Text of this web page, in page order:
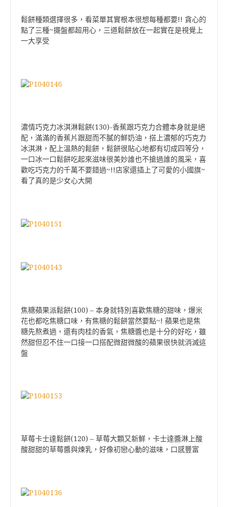
鬆餅種類選擇很多， 看菜單其實根本很想每種都要!! 貪心的
點了三種~擺盤都超用心， 三道鬆餅放在一起實在是視覺上
一大享受
濃情巧克力冰淇淋鬆餅(130)-香蕉跟巧克力合體本身就是絕
配， 滿滿的香蕉片跟甜而不膩的鮮奶油， 搭上濃郁的巧克力
冰淇淋， 配上溫熱的鬆餅， 鬆餅很貼心地都有切成四等分，
一口冰一口鬆餅吃起來滋味很美妙誰也不搶過誰的風采， 喜
歡吃巧克力的千萬不要錯過~!!店家還插上了可愛的小國旗~
看了真的是少女心大開
焦糖蘋果派鬆餅(100) – 本身就特別喜歡焦糖的甜味， 爆米
花也都吃焦糖口味， 有焦糖的鬆餅當然要點~! 蘋果也是焦
糖先熬煮過， 還有肉桂的香氣， 焦糖醬也是十分的好吃， 雖
然甜但忍不住一口接一口搭配微甜微酸的蘋果很快就消滅這
盤
草莓卡士達鬆餅(120) – 草莓大顆又新鮮， 卡士達醬淋上酸
酸甜甜的草莓醬與煉乳 ， 好像初戀心動的滋味， 口感豐富